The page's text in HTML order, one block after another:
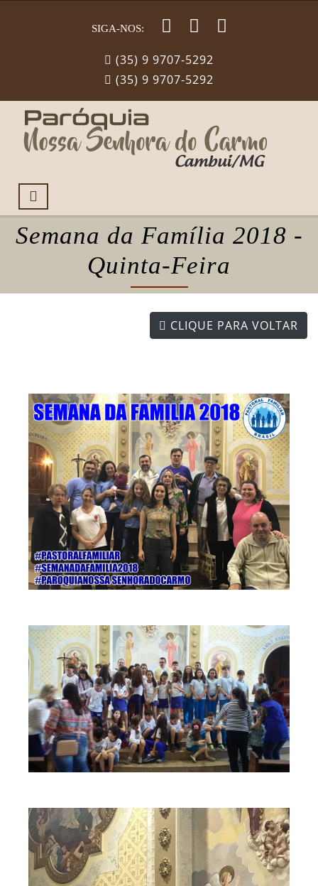
SIGA-NOS:
(35) 9 9707-5292
(35) 9 9707-5292
Semana da Família 2018 -
Quinta-Feira
CLIQUE PARA VOLTAR